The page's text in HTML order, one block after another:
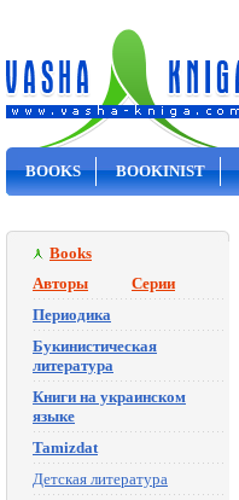
BOOKS BOOKINIST
Books
Авторы
Серии
Периодика
Букинистическая
литература
Книги на украинском
языке
Tamizdat
Детская литература